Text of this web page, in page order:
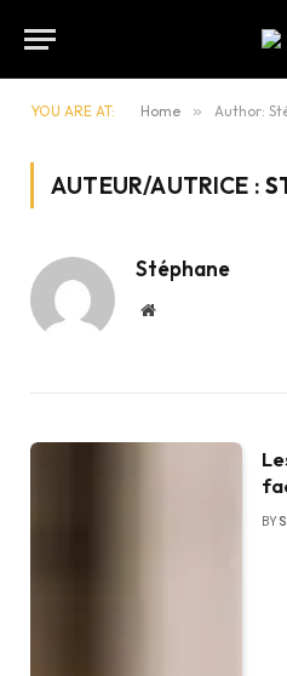
YOU ARE AT: Home » Author:
AUTEUR/AUTRICE :
Stéphane
Website
BY